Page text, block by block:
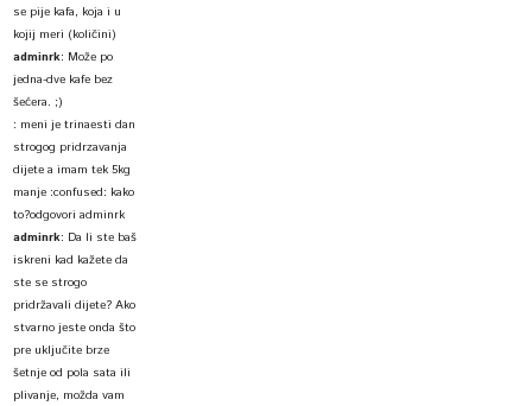
se pije kafa, koja i u
kojij meri (količini)
adminrk: Može po
jedna-dve kafe bez
šećera. ;)
: meni je trinaesti dan
strogog pridrzavanja
dijete a imam tek 5kg
manje :confused: kako
to?odgovori adminrk
adminrk: Da li ste baš
iskreni kad kažete da
ste se strogo
pridržavali dijete? Ako
stvarno jeste onda što
pre uključite brze
šetnje od pola sata ili
plivanje, možda vam